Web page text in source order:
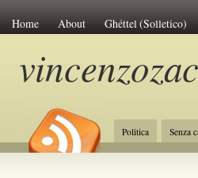
Home About Ghéttel (Solletico)
Politica Senza
La Costituzione